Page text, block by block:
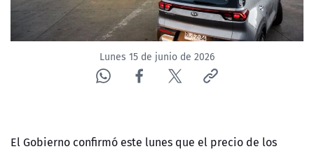
CORPORATIVO Y TRANSPARENCIA
CANAL DE DENUNCIAS
ÁREA DE PROYECTOS
Lunes 15 de junio de 2026
El Gobierno confirmó este lunes que el precio de los